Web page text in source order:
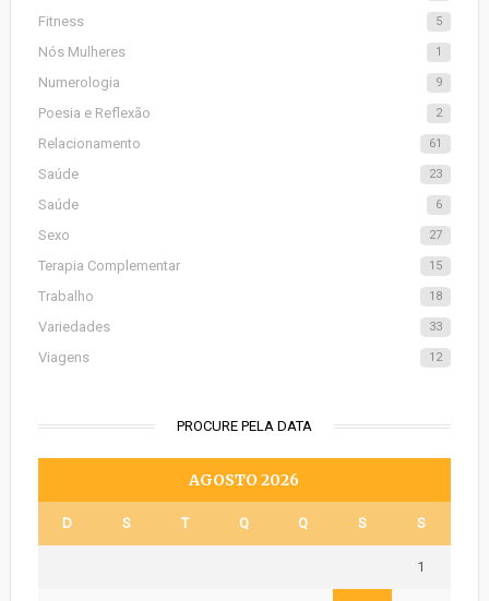
Fitness 5
Nós Mulheres 1
Numerologia 9
Poesia e Reflexão 2
Relacionamento 61
Saúde 23
Saúde 6
Sexo 27
Terapia Complementar 15
Trabalho 18
Variedades 33
Viagens 12
PROCURE PELA DATA
AGOSTO 2026
D S T Q Q S S
1